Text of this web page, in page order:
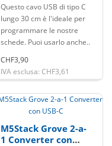
Questo cavo USB di tipo C
lungo 30 cm è l'ideale per
programmare le nostre
schede. Puoi usarlo anche..
CHF3,90
IVA esclusa: CHF3,61
M5Stack Grove 2-a-
1 Converter con